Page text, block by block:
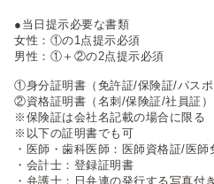
●当日提示必要な書類
女性：①の1点提示必須
男性：①＋②の2点提示必須
①身分証明書（免許証/保険証/パスポ
②資格証明書（名刺/保険証/社員証）
※保険証は会社名記載の場合に限る
※以下の証明書でも可
・医師・歯科医師：医師資格証/医師
・会計士：登録証明書
・弁護士：日弁連の発行する写真付